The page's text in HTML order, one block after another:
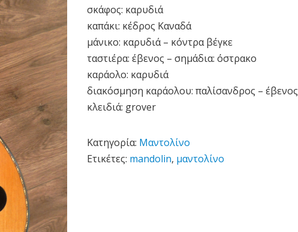
σκάφος: καρυδιά
καπάκι: κέδρος Καναδά
μάνικο: καρυδιά – κόντρα βέγκε
ταστιέρα: έβενος – σημάδια: όστρακο
καράολο: καρυδιά
διακόσμηση καράολου: παλίσανδρος – έβενος
κλειδιά: grover
Κατηγορία: Μαντολίνο
Ετικέτες: mandolin, μαντολίνο